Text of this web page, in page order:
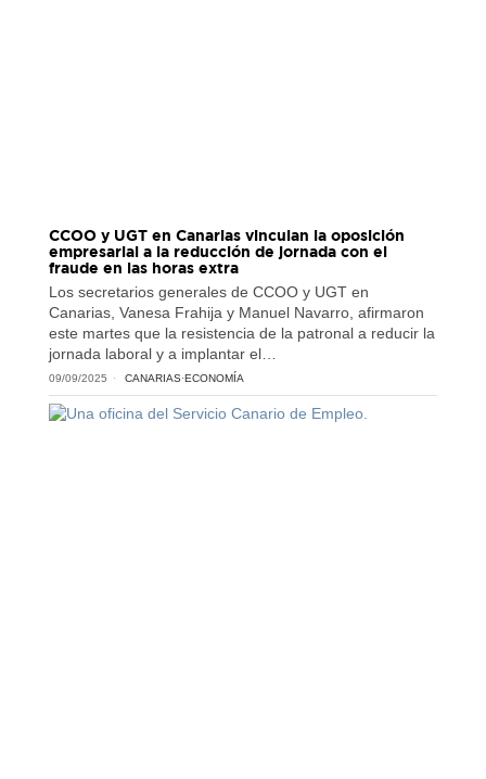
CCOO y UGT en Canarias vinculan la oposición
empresarial a la reducción de jornada con el
fraude en las horas extra
Los secretarios generales de CCOO y UGT en
Canarias, Vanesa Frahija y Manuel Navarro, afirmaron
este martes que la resistencia de la patronal a reducir la
jornada laboral y a implantar el…
09/09/2025 CANARIAS·ECONOMÍA